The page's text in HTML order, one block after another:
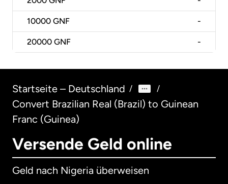
10000 GNF -
20000 GNF -
Startseite – Deutschland / /
Convert Brazilian Real (Brazil) to Guinean
Franc (Guinea)
Versende Geld online
Geld nach Nigeria überweisen